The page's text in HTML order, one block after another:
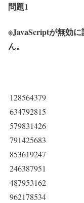
問題1
※JavaScriptが無効
ん。
128564379
634792815
579831426
791425683
853619247
246387951
487953162
962178534